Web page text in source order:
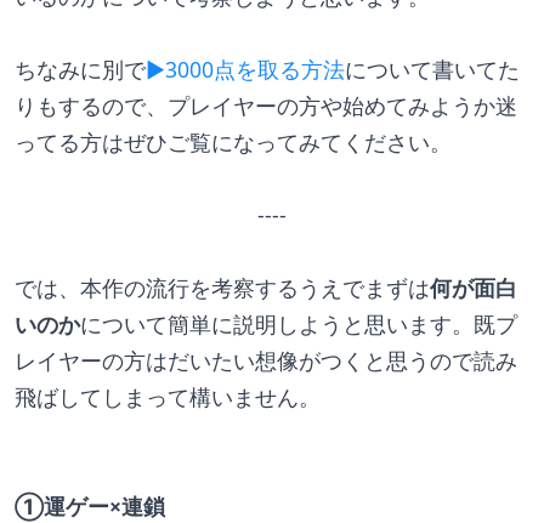
ちなみに別で▶3000点を取る方法について書いてた
りもするので、プレイヤーの方や始めてみようか迷
ってる方はぜひご覧になってみてください。
----
では、本作の流行を考察するうえでまずは何が面白
いのかについて簡単に説明しようと思います。既プ
レイヤーの方はだいたい想像がつくと思うので読み
飛ばしてしまって構いません。
①運ゲー×連鎖